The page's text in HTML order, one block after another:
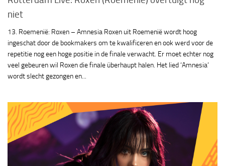
niet
13. Roemenië: Roxen – Amnesia Roxen uit Roemenië wordt hoog
ingeschat door de bookmakers om te kwalificeren en ook werd voor de
repetitie nog een hoge positie in de finale verwacht. Er moet echter nog
veel gebeuren wil Roxen die finale überhaupt halen. Het lied ‘Amnesia’
wordt slecht gezongen en...